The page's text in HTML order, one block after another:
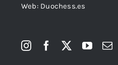
Web: Duochess.es